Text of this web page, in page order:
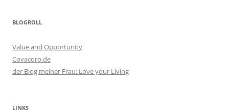
BLOGROLL
Value and Opportunity
Covacoro.de
der Blog meiner Frau: Love your Living
LINKS